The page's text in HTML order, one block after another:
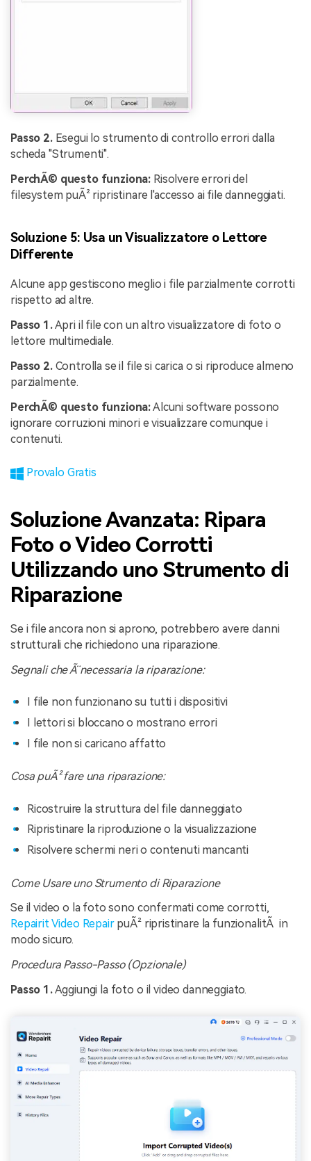
Passo 2.Esegui lo strumento di controllo errori dalla
scheda "Strumenti".
PerchÃ© questo funziona: Risolvere errori del
filesystem puÃ² ripristinare l'accesso ai file danneggiati.
Soluzione 5: Usa un Visualizzatore o Lettore
Differente
Alcune app gestiscono meglio i file parzialmente corrotti
rispetto ad altre.
Passo 1.Apri il file con un altro visualizzatore di foto o
lettore multimediale.
Passo 2.Controlla se il file si carica o si riproduce almeno
parzialmente.
PerchÃ© questo funziona:Alcuni software possono
ignorare corruzioni minori e visualizzare comunque i
contenuti.
Provalo Gratis
Soluzione Avanzata: Ripara
Foto o Video Corrotti
Utilizzando uno Strumento di
Riparazione
Se i file ancora non si aprono, potrebbero avere danni
strutturali che richiedono una riparazione.
Segnali che Ã¨ necessaria la riparazione:
I file non funzionano su tutti i dispositivi
I lettori si bloccano o mostrano errori
I file non si caricano affatto
Cosa puÃ² fare una riparazione:
Ricostruire la struttura del file danneggiato
Ripristinare la riproduzione o la visualizzazione
Risolvere schermi neri o contenuti mancanti
Come Usare uno Strumento di Riparazione
Se il video o la foto sono confermati come corrotti,
Repairit Video RepairpuÃ² ripristinare la funzionalitÃ in
modo sicuro.
Procedura Passo-Passo (Opzionale)
Passo 1.Aggiungi la foto o il video danneggiato.